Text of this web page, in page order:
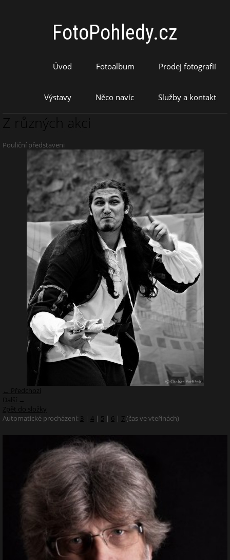
FotoPohledy.cz
Úvod Fotoalbum Prodej fotografií
Výstavy Něco navíc Služby a kontakt
Z různých akci
Pouliční představeni
← Předchozí
Další →
Zpět do složky
Automatické procházení: 3 | 4 | 5 | 6 | 7 (čas ve vteřinách)